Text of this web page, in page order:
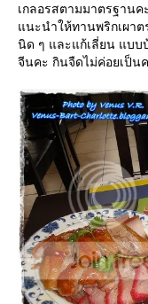
เกลอรสตามมาตรฐาน
นะนำให้ทานพริกเผาตร
นิด ๆ และแก้เลี่ยน แบ
จีนคะ กินจืดไม่ค่อยเป็น